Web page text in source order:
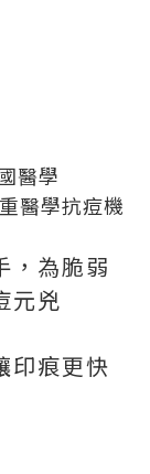
醫學
醫學抗痘機
，為脆弱
元兇
印痕更快